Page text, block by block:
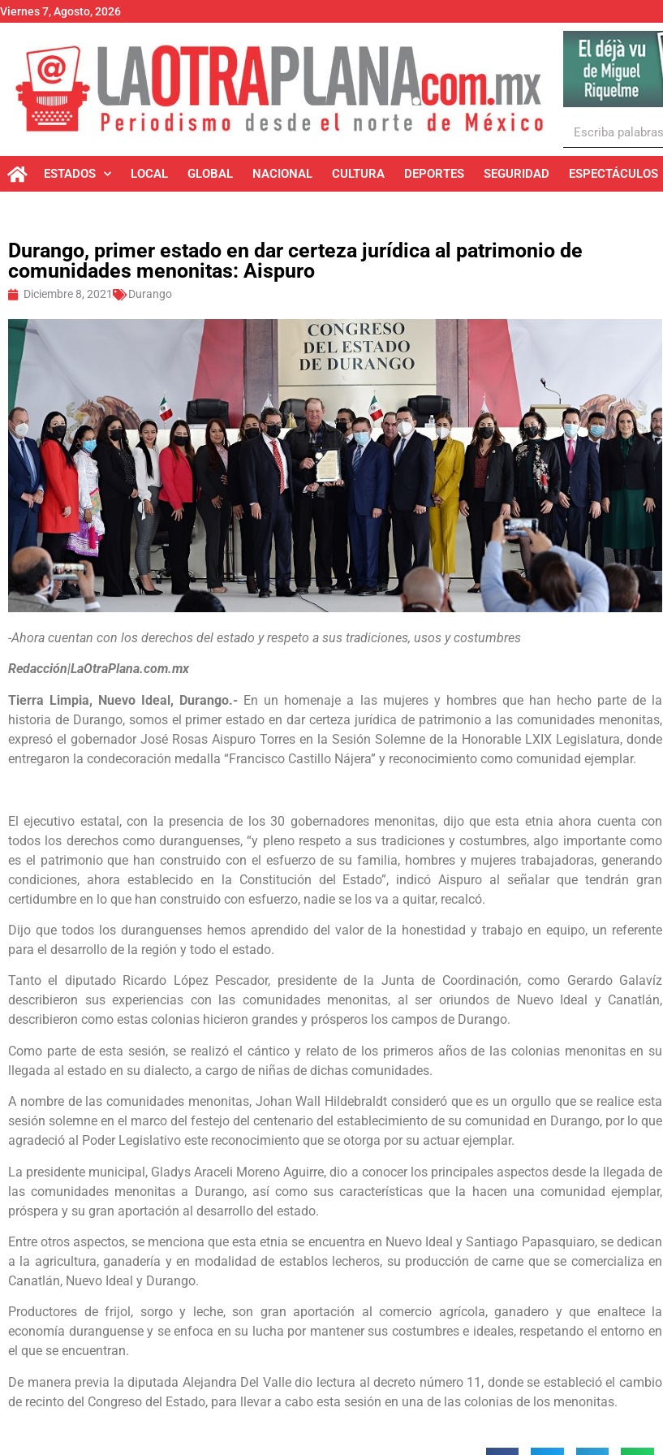
Viernes 7, Agosto, 2026
ESTADOS LOCAL GLOBAL NACIONAL CULTURA DEPORTES SEGURIDAD ESPECTÁCULOS
Durango, primer estado en dar certeza jurídica al patrimonio de
comunidades menonitas: Aispuro
Diciembre 8, 2021 Durango
-Ahora cuentan con los derechos del estado y respeto a sus tradiciones, usos y costumbres
Redacción|LaOtraPlana.com.mx
Tierra Limpia, Nuevo Ideal, Durango.- En un homenaje a las mujeres y hombres que han hecho parte de la
historia de Durango, somos el primer estado en dar certeza jurídica de patrimonio a las comunidades menonitas,
expresó el gobernador José Rosas Aispuro Torres en la Sesión Solemne de la Honorable LXIX Legislatura, donde
entregaron la condecoración medalla “Francisco Castillo Nájera” y reconocimiento como comunidad ejemplar.
El ejecutivo estatal, con la presencia de los 30 gobernadores menonitas, dijo que esta etnia ahora cuenta con
todos los derechos como duranguenses, “y pleno respeto a sus tradiciones y costumbres, algo importante como
es el patrimonio que han construido con el esfuerzo de su familia, hombres y mujeres trabajadoras, generando
condiciones, ahora establecido en la Constitución del Estado”, indicó Aispuro al señalar que tendrán gran
certidumbre en lo que han construido con esfuerzo, nadie se los va a quitar, recalcó.
Dijo que todos los duranguenses hemos aprendido del valor de la honestidad y trabajo en equipo, un referente
para el desarrollo de la región y todo el estado.
Tanto el diputado Ricardo López Pescador, presidente de la Junta de Coordinación, como Gerardo Galavíz
describieron sus experiencias con las comunidades menonitas, al ser oriundos de Nuevo Ideal y Canatlán,
describieron como estas colonias hicieron grandes y prósperos los campos de Durango.
Como parte de esta sesión, se realizó el cántico y relato de los primeros años de las colonias menonitas en su
llegada al estado en su dialecto, a cargo de niñas de dichas comunidades.
A nombre de las comunidades menonitas, Johan Wall Hildebraldt consideró que es un orgullo que se realice esta
sesión solemne en el marco del festejo del centenario del establecimiento de su comunidad en Durango, por lo que
agradeció al Poder Legislativo este reconocimiento que se otorga por su actuar ejemplar.
La presidente municipal, Gladys Araceli Moreno Aguirre, dio a conocer los principales aspectos desde la llegada de
las comunidades menonitas a Durango, así como sus características que la hacen una comunidad ejemplar,
próspera y su gran aportación al desarrollo del estado.
Entre otros aspectos, se menciona que esta etnia se encuentra en Nuevo Ideal y Santiago Papasquiaro, se dedican
a la agricultura, ganadería y en modalidad de establos lecheros, su producción de carne que se comercializa en
Canatlán, Nuevo Ideal y Durango.
Productores de frijol, sorgo y leche, son gran aportación al comercio agrícola, ganadero y que enaltece la
economía duranguense y se enfoca en su lucha por mantener sus costumbres e ideales, respetando el entorno en
el que se encuentran.
De manera previa la diputada Alejandra Del Valle dio lectura al decreto número 11, donde se estableció el cambio
de recinto del Congreso del Estado, para llevar a cabo esta sesión en una de las colonias de los menonitas.